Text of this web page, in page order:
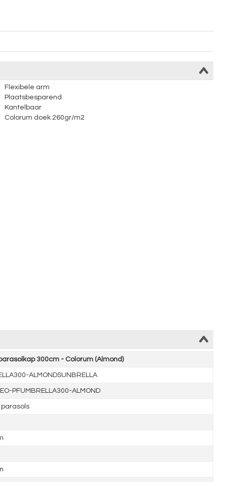
Flexibele arm
Plaatsbesparend
Kantelbaar
Colorum doek 260gr/m2
300cm - Colorum (Almond)
ALMONDSUNBRELLA
PFUMBRELLA300-ALMOND